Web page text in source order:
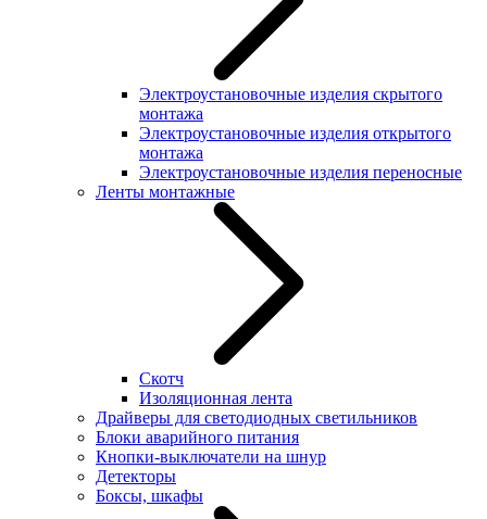
Электроустановочные изделия скрытого
монтажа
Электроустановочные изделия открытого
монтажа
Электроустановочные изделия переносные
Ленты монтажные
Скотч
Изоляционная лента
Драйверы для светодиодных светильников
Блоки аварийного питания
Кнопки-выключатели на шнур
Детекторы
Боксы, шкафы